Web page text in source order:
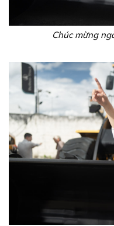
Chúc mừng